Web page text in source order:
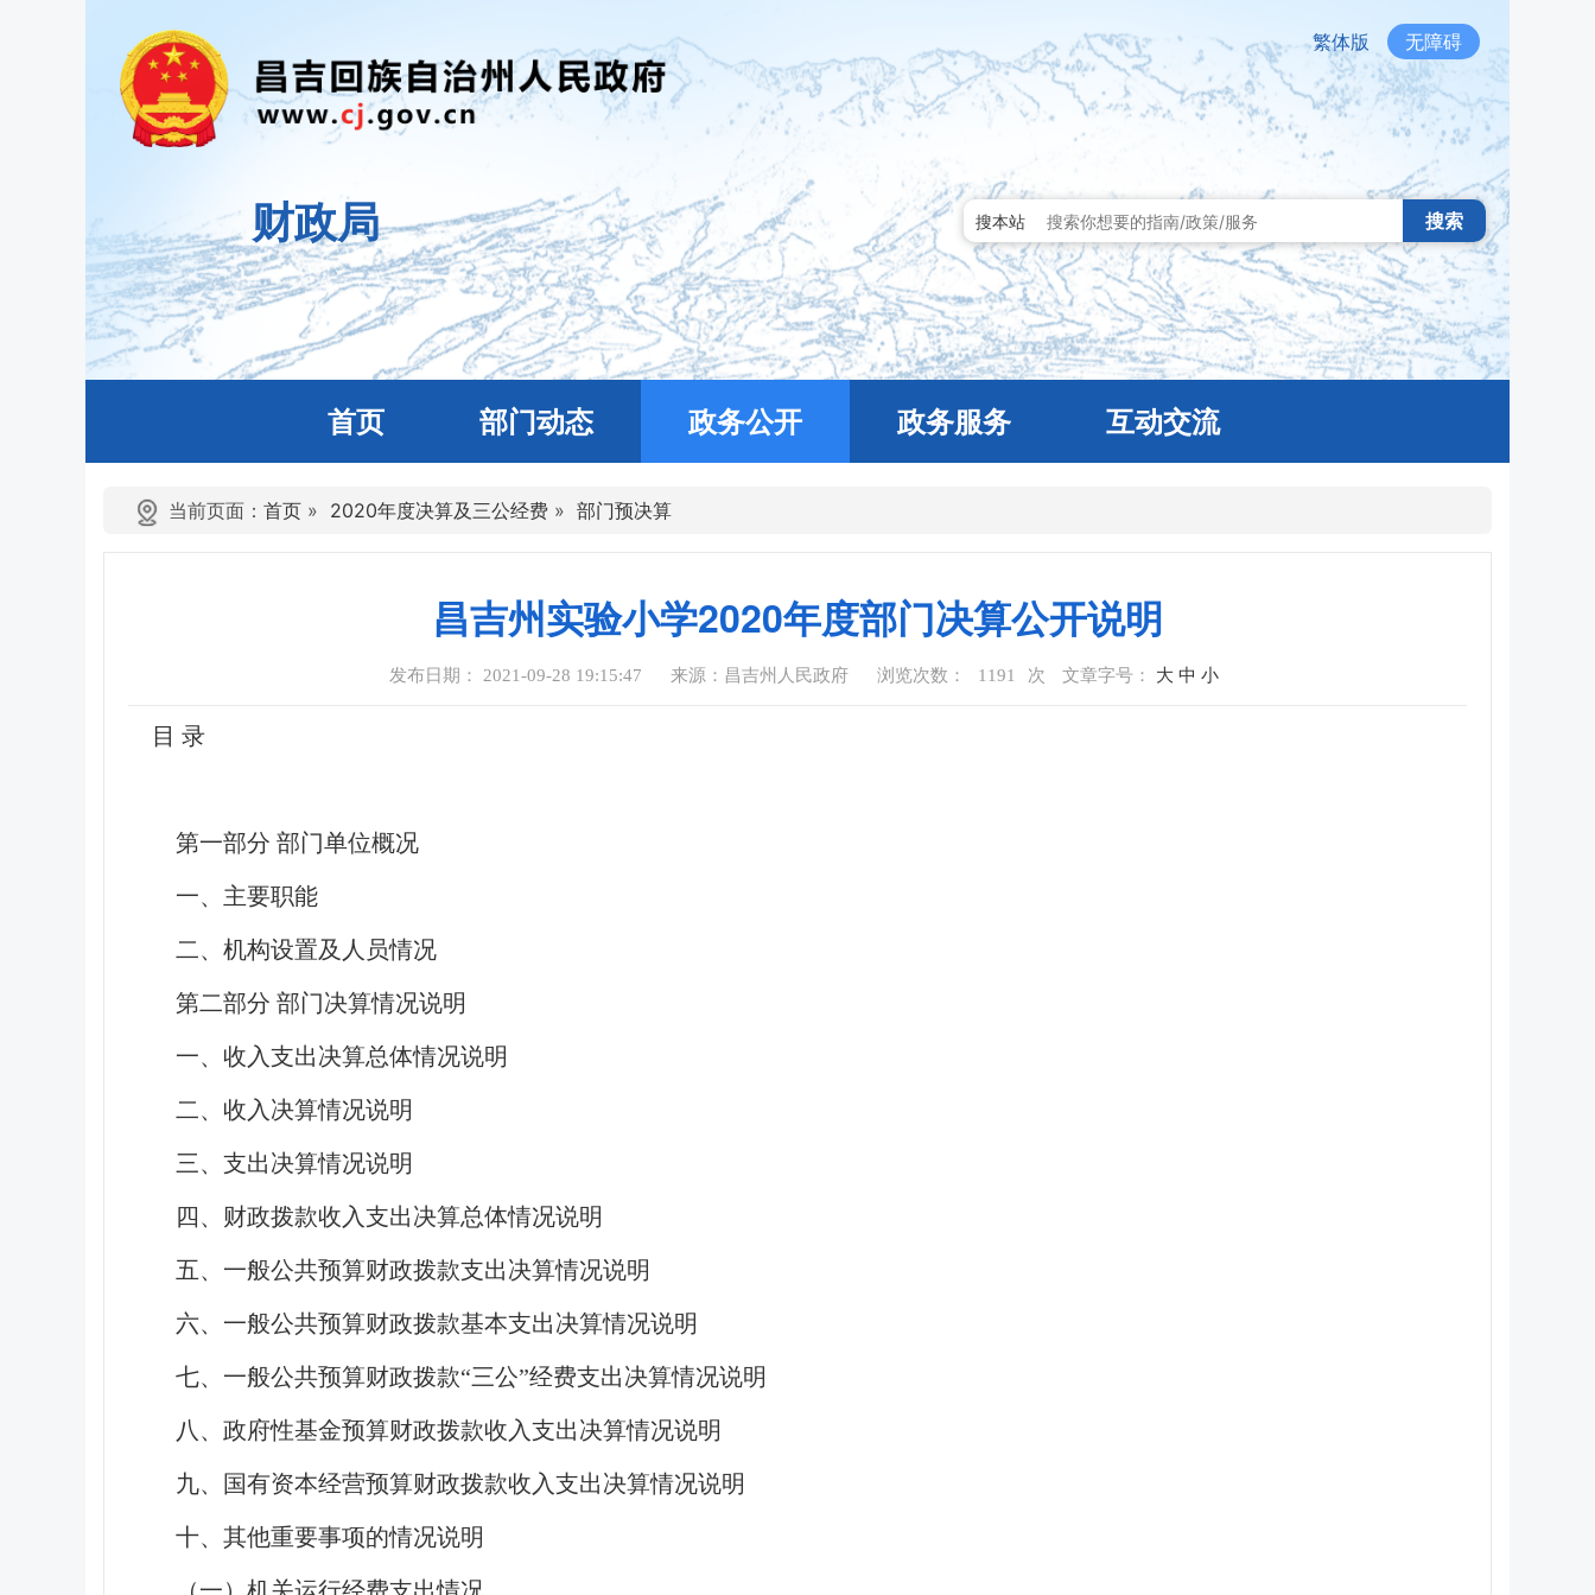
繁体版 无障碍
财政局 搜本站 搜索
首页 部门动态 政务公开 政务服务 互动交流
当前页面： 首页 » 2020年度决算及三公经费 » 部门预决算
昌吉州实验小学2020年度部门决算公开说明
发布日期： 2021-09-28 19:15:47 来源：昌吉州人民政府 浏览次数： 1191 次 文章字号： 大 中 小
目 录
第一部分 部门单位概况
一、主要职能
二、机构设置及人员情况
第二部分 部门决算情况说明
一、收入支出决算总体情况说明
二、收入决算情况说明
三、支出决算情况说明
四、财政拨款收入支出决算总体情况说明
五、一般公共预算财政拨款支出决算情况说明
六、一般公共预算财政拨款基本支出决算情况说明
七、一般公共预算财政拨款“三公”经费支出决算情况说明
八、政府性基金预算财政拨款收入支出决算情况说明
九、国有资本经营预算财政拨款收入支出决算情况说明
十、其他重要事项的情况说明